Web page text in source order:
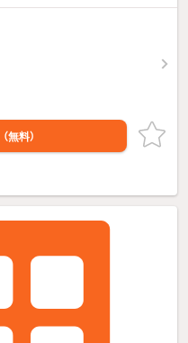
（無料）